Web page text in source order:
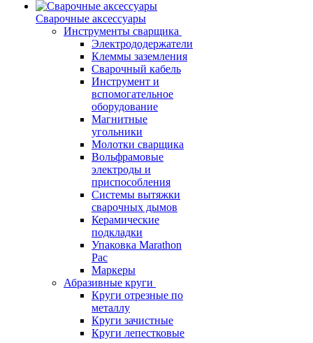
Сварочные аксессуары
Инструменты сварщика
Электрододержатели
Клеммы заземления
Сварочный кабель
Инструмент и
вспомогательное
оборудование
Магнитные
угольники
Молотки сварщика
Вольфрамовые
электроды и
приспособления
Системы вытяжки
сварочных дымов
Керамические
подкладки
Упаковка Marathon
Pac
Маркеры
Абразивные круги
Круги отрезные по
металлу
Круги зачистные
Круги лепестковые